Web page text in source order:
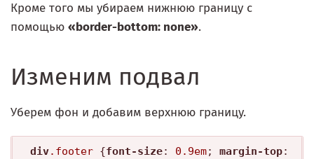
Кроме того мы убираем нижнюю границу с
помощью «border-bottom: none».
Изменим подвал
Уберем фон и добавим верхнюю границу.
div.footer {font-size: 0.9em; margin-top